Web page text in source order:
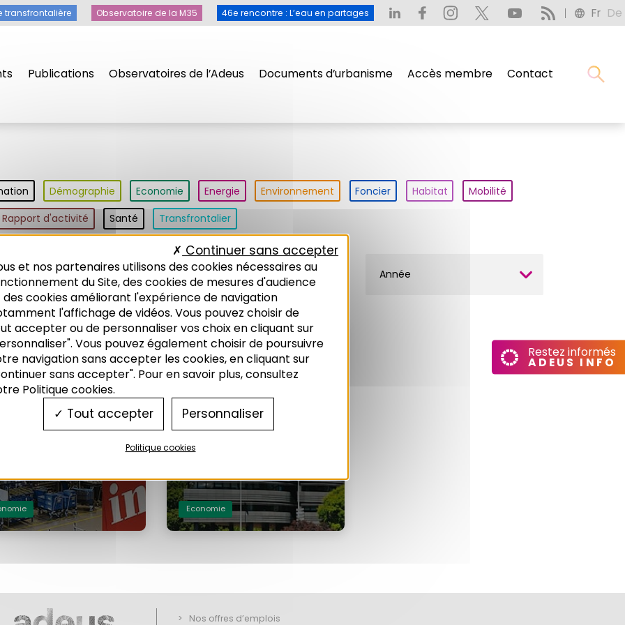
Publications Observatoires de l’Adeus Documents d’urbanisme Accès membre Contact
transfrontalière Observatoire de la M35 46e rencontre : L’eau en partages Fr De
Démographie Economie Energie Environnement Foncier Habitat
Mobilité
Rapport d'activité Santé Transfrontalier
économique Types de publication Année
NOTES DE L'ADEUS
: ÉCONOMIE
économique :
favorables en 2016
LES NOTES DE L'ADEUS
N°212 : ÉCONOMIE
Une conjoncture économique sous
11/2016
Economie
Nos offres d’emplois
Restez informés
ADEUS INFO
et nos partenaires utilisons des cookies nécessaires au
du Site, des cookies de mesures d'audience
cookies améliorant l'expérience de navigation
l'affichage de vidéos. Vous pouvez choisir de
accepter ou de personnaliser vos choix en cliquant sur
Vous pouvez également choisir de poursuivre
navigation sans accepter les cookies, en cliquant sur
sans accepter". Pour en savoir plus, consultez
Politique cookies.
Tout accepter
Continuer sans accepter
Personnaliser
Politique cookies